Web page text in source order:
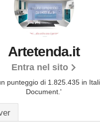
Artetenda.it
Entra nel sito
punteggio di 1.825.435 in
Document.'